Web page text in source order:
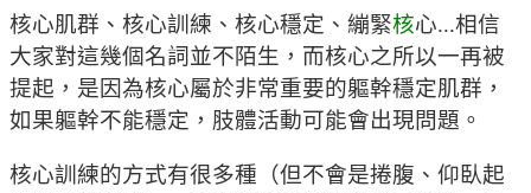
核心肌群、核心訓練、核心穩定、繃緊核心...相信
大家對這幾個名詞並不陌生，而核心之所以一再被
提起，是因為核心屬於非常重要的軀幹穩定肌群，
如果軀幹不能穩定，肢體活動可能會出現問題。
核心訓練的方式有很多種（但不會是捲腹、仰臥起